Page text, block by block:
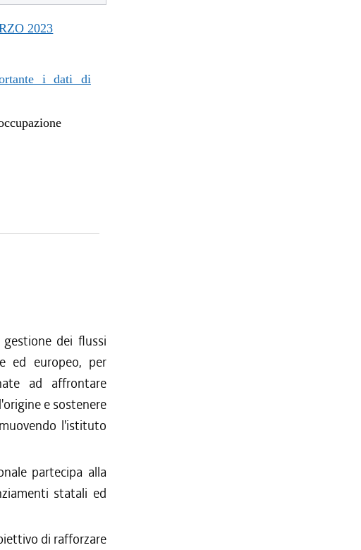
2023
i dati di
dei flussi
ed europeo, per
ad affrontare
e sostenere
l'istituto
partecipa alla
statali ed
di rafforzare